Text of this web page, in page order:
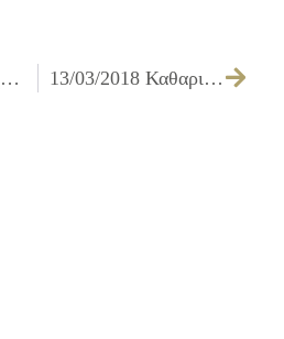
12/03/2018 Προμήθεια μέσων ατομικής προστασίας 13/03/2018 Καθαρισμός – Αποψίλωση κοινόχρηστων χώρων και οικοπέδων του Δήμου προς πρόληψη πυρκαγιών